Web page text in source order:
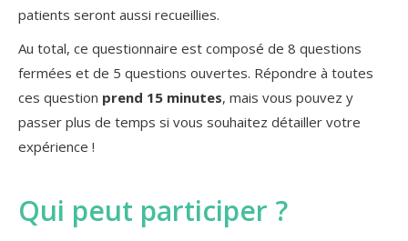
patients seront aussi recueillies.
Au total, ce questionnaire est composé de 8 questions
fermées et de 5 questions ouvertes. Répondre à toutes
ces question prend 15 minutes, mais vous pouvez y
passer plus de temps si vous souhaitez détailler votre
expérience !
Qui peut participer ?